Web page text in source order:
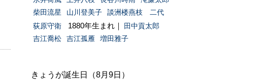
柴田流星
山川登美子
談洲楼燕枝 二代
荻原守衛
1880年生まれ｜
田中貢太郎
吉江喬松
吉江孤雁 増田雅子
きょうが誕生日（8月9日）